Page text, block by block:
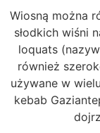
Wiosną można
słodkich wiśni
loquats
również
używane w
kebab